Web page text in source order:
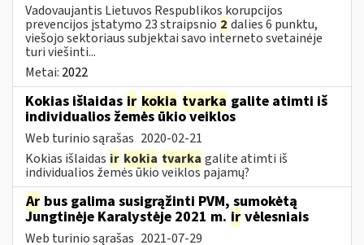
Vadovaujantis Lietuvos Respublikos korupcijos
prevencijos įstatymo 23 straipsnio 2 dalies 6 punktu,
viešojo sektoriaus subjektai savo interneto svetainėje
turi viešinti...
Metai: 2022
Kokias išlaidas ir kokia tvarka galite atimti iš
individualios žemės ūkio veiklos
Web turinio sąrašas 2020-02-21
Kokias išlaidas ir kokia tvarka galite atimti iš
individualios žemės ūkio veiklos pajamų?
Ar bus galima susigrąžinti PVM, sumokėtą
Jungtinėje Karalystėje 2021 m. ir vėlesniais
Web turinio sąrašas 2021-07-29